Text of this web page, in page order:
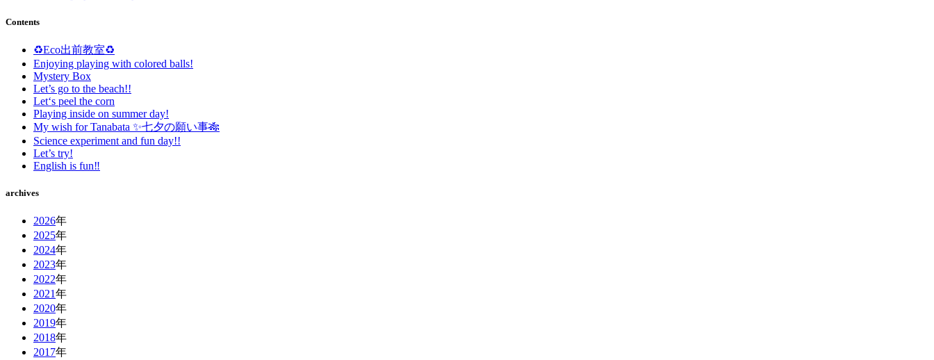
Contents
♻️Eco出前教室♻️
Enjoying playing with colored balls!
Mystery Box
Let’s go to the beach!!
Let‘s peel the corn
Playing inside on summer day!
My wish for Tanabata ✨七夕の願い事🎋
Science experiment and fun day!!
Let’s try!
English is fun‼️
archives
2026年
2025年
2024年
2023年
2022年
2021年
2020年
2019年
2018年
2017年